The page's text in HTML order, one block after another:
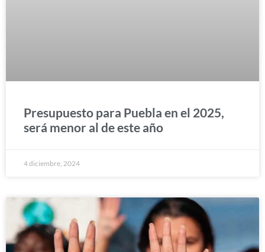
Presupuesto para Puebla en el 2025,
será menor al de este año
4 diciembre, 2024